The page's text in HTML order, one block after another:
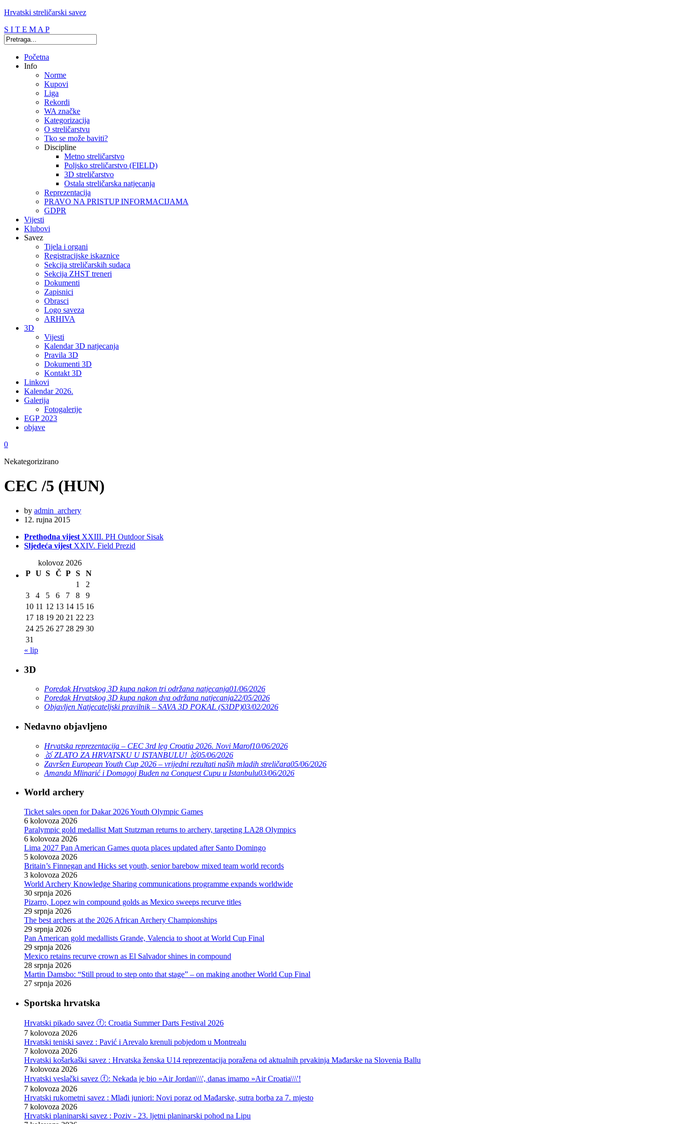
Hrvatski streličarski savez
S I T E M A P
Početna
Info
Norme
Kupovi
Liga
Rekordi
WA značke
Kategorizacija
O streličarstvu
Tko se može baviti?
Discipline
Metno streličarstvo
Poljsko streličarstvo (FIELD)
3D streličarstvo
Ostala streličarska natjecanja
Reprezentacija
PRAVO NA PRISTUP INFORMACIJAMA
GDPR
Vijesti
Klubovi
Savez
Tijela i organi
Registracijske iskaznice
Sekcija streličarskih sudaca
Sekcija ZHST treneri
Dokumenti
Zapisnici
Obrasci
Logo saveza
ARHIVA
3D
Vijesti
Kalendar 3D natjecanja
Pravila 3D
Dokumenti 3D
Kontakt 3D
Linkovi
Kalendar 2026.
Galerija
Fotogalerije
EGP 2023
objave
0
Nekategorizirano
CEC /5 (HUN)
by admin_archery
12. rujna 2015
Prethodna vijest XXIII. PH Outdoor Sisak
Sljedeća vijest XXIV. Field Prezid
kolovoz 2026
P U S Č P S
N
1
2
3
4 5 6 7 8
9
10 11 12 13 14 15 16
17 18 19 20 21 22 23
24 25 26 27 28 29 30
31
« lip
3D
Poredak Hrvatskog 3D kupa nakon tri održana natjecanja01/06/2026
Poredak Hrvatskog 3D kupa nakon dva održana natjecanja22/05/2026
Objavljen Natjecateljski pravilnik – SAVA 3D POKAL (S3DP)03/02/2026
Nedavno objavljeno
Hrvatska reprezentacija – CEC 3rd leg Croatia 2026. Novi Marof10/06/2026
🥇 ZLATO ZA HRVATSKU U ISTANBULU! 🥇05/06/2026
Završen European Youth Cup 2026 – vrijedni rezultati naših mladih streličara05/06/2026
Amanda Mlinarić i Domagoj Buden na Conquest Cupu u Istanbulu03/06/2026
World archery
Ticket sales open for Dakar 2026 Youth Olympic Games
6 kolovoza 2026
Paralympic gold medallist Matt Stutzman returns to archery, targeting LA28 Olympics
6 kolovoza 2026
Lima 2027 Pan American Games quota places updated after Santo Domingo
5 kolovoza 2026
Britain’s Finnegan and Hicks set youth, senior barebow mixed team world records
3 kolovoza 2026
World Archery Knowledge Sharing communications programme expands worldwide
30 srpnja 2026
Pizarro, Lopez win compound golds as Mexico sweeps recurve titles
29 srpnja 2026
The best archers at the 2026 African Archery Championships
29 srpnja 2026
Pan American gold medallists Grande, Valencia to shoot at World Cup Final
29 srpnja 2026
Mexico retains recurve crown as El Salvador shines in compound
28 srpnja 2026
Martin Damsbo: “Still proud to step onto that stage” – on making another World Cup Final
27 srpnja 2026
Sportska hrvatska
Hrvatski pikado savez ⓕ: Croatia Summer Darts Festival 2026
7 kolovoza 2026
Hrvatski teniski savez : Pavić i Arevalo krenuli pobjedom u Montrealu
7 kolovoza 2026
Hrvatski košarkaški savez : Hrvatska ženska U14 reprezentacija poražena od aktualnih prvakinja Mađarske na Slovenia Ballu
7 kolovoza 2026
Hrvatski veslački savez ⓕ: Nekada je bio »Air Jordan\\\', danas imamo »Air Croatia\\\'!
7 kolovoza 2026
Hrvatski rukometni savez : Mlađi juniori: Novi poraz od Mađarske, sutra borba za 7. mjesto
7 kolovoza 2026
Hrvatski planinarski savez : Poziv - 23. ljetni planinarski pohod na Lipu